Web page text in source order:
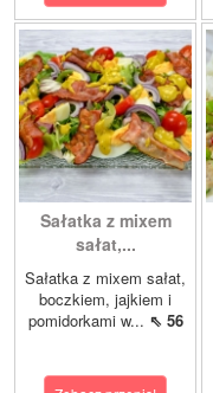
Sałatka z mixem
sałat,...
Sałatka z mixem sałat,
boczkiem, jajkiem i
pomidorkami w... ⇖ 56